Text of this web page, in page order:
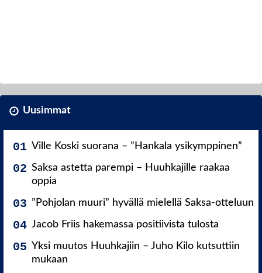
Uusimmat
Ville Koski suorana – ”Hankala ysikymppinen”
Saksa astetta parempi – Huuhkajille raakaa
oppia
”Pohjolan muuri” hyvällä mielellä Saksa-otteluun
Jacob Friis hakemassa positiivista tulosta
Yksi muutos Huuhkajiin – Juho Kilo kutsuttiin
mukaan